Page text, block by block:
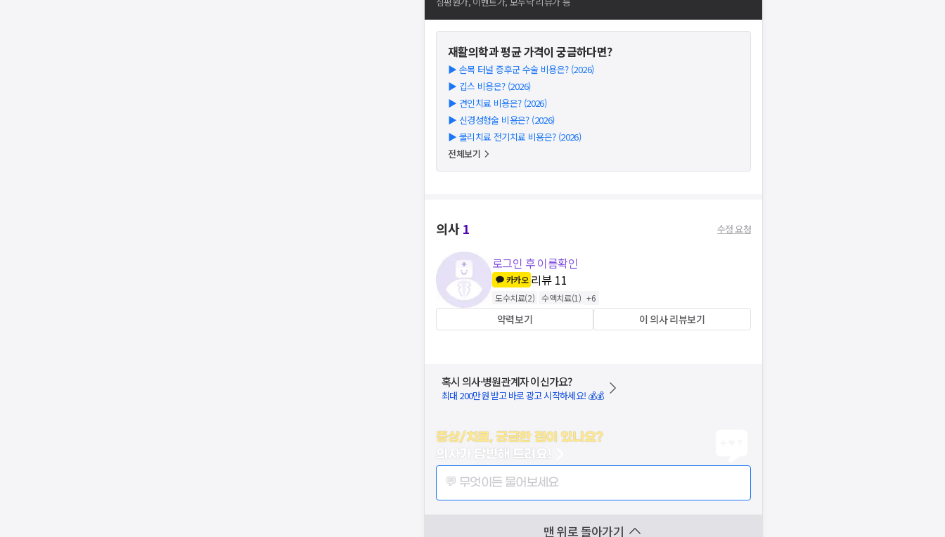
재활의학과평균 가격이 궁금하다면?
▶ 손목 터널 증후군 수술 비용은? (2026)
▶ 깁스 비용은? (2026)
▶ 견인치료 비용은? (2026)
▶ 신경성형술 비용은? (2026)
▶ 물리치료 전기치료 비용은? (2026)
전체보기
의사1 수정 요청
로그인 후 이름확인
카카오 리뷰 11
도수치료(2) 수액치료(1) +6
약력보기 이 의사 리뷰보기
혹시 의사·병원관계자 이신가요?
최대 200만원 받고 바로 광고 시작하세요! 💰💰
증상/치료, 궁금한 점이 있나요?
의사가 답변해 드려요!
💬 무엇이든 물어보세요
맨 위로 돌아가기